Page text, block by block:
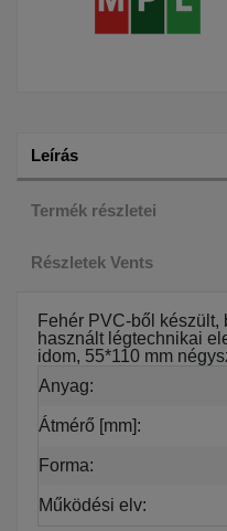
Leírás
Termék részletei
Részletek Vents
Fehér PVC-ből
használt légtechnikai
idom, 55*110 mm
Anyag:
Átmérő [mm]:
Forma:
Működési elv: